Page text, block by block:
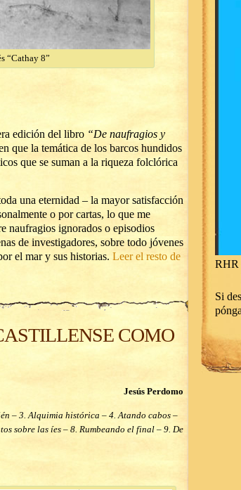
“Cathay 8”
edición del libro “De naufragios y
que la temática de los barcos hundidos
que se suman a la riqueza folclórica
una eternidad – la mayor satisfacción
o por cartas, lo que me
naufragios ignorados o episodios
de investigadores, sobre todo jóvenes
el mar y sus historias. Leer el resto de
COMO
Jesús Perdomo
– 3. Alquimia histórica – 4. Atando cabos –
sobre las íes – 8. Rumbeando el final – 9. De
RHR
Si